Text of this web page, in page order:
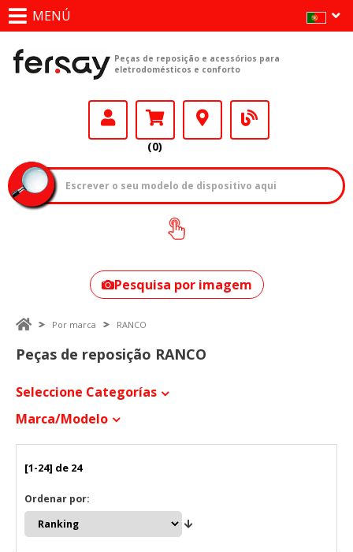
MENÚ
Peças de reposição e acessórios para
eletrodomésticos e conforto
(0)
Como encontrar
o seu modelo?
Pesquisa por imagem
Por marca RANCO
Peças de reposição RANCO
Seleccione Categorías
Marca/modelo
[1-24] de 24
Ordenar por: